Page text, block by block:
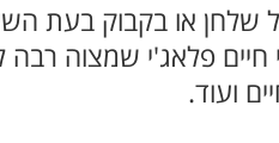
שלחן או בקבוק בעת
פלאג'י שמצוה
ועוד.